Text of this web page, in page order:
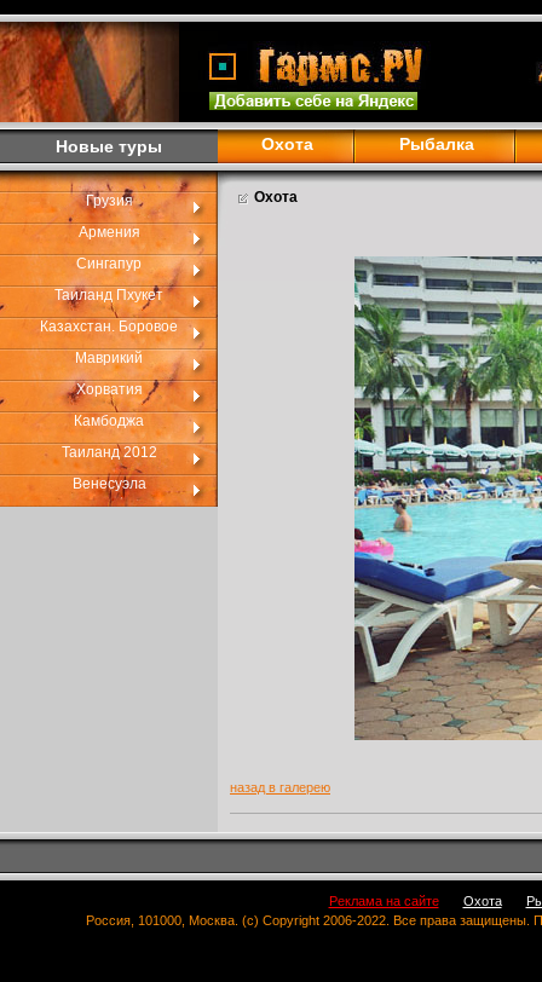
Новые туры Охота Рыбалка
Грузия
Армения
Сингапур
Таиланд Пхукет
Казахстан. Боровое
Маврикий
Хорватия
Камбоджа
Таиланд 2012
Венесуэла
Охота
назад в галерею
Реклама на сайте Охота
Россия, 101000, Москва. (c) Copyright 2006-2022. Все права защищены.